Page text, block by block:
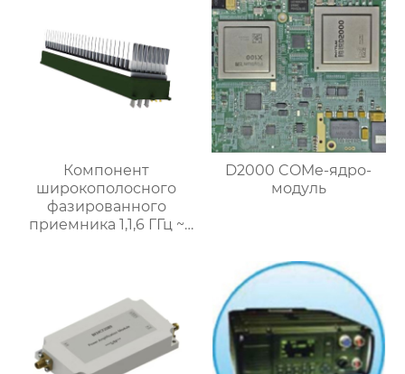
Компонент
широкополосного
фазированного
приемника 1,1,6 ГГц ~
D2000 COMe-ядро-
модуль